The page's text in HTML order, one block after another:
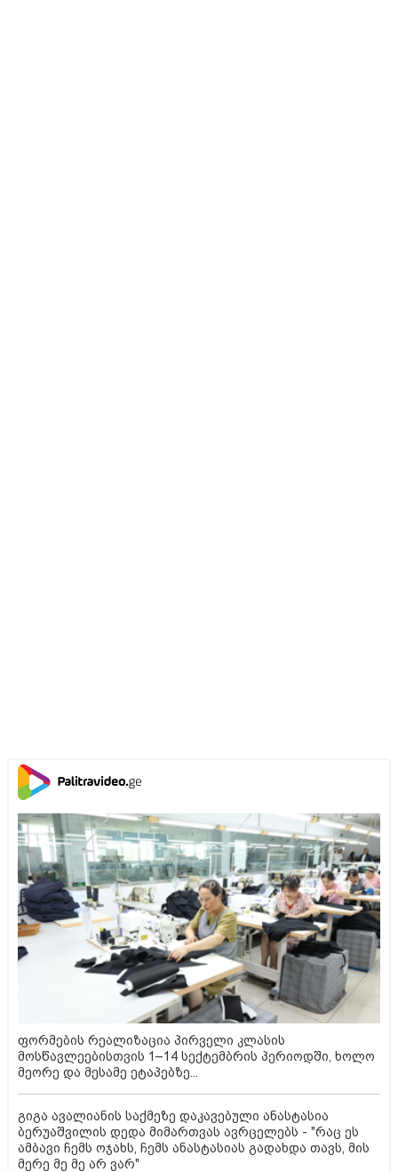
ფორმების რეალიზაცია პირველი კლასის
მოსწავლეებისთვის 1–14 სექტემბრის პერიოდში, ხოლო
მეორე და მესამე ეტაპებზე...
გიგა ავალიანის საქმეზე დაკავებული ანასტასია
ბერუაშვილის დედა მიმართვას ავრცელებს - "რაც ეს
ამბავი ჩემს ოჯახს, ჩემს ანასტასიას გადახდა თავს, მის
მერე მე მე არ ვარ"